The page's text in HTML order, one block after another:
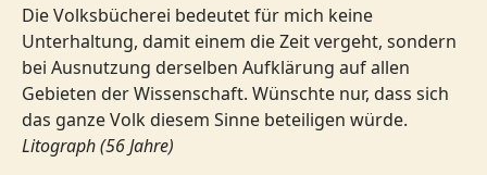
Die Volksbücherei bedeutet für mich keine
Unterhaltung, damit einem die Zeit vergeht, sondern
bei Ausnutzung derselben Aufklärung auf allen
Gebieten der Wissenschaft. Wünschte nur, dass sich
das ganze Volk diesem Sinne beteiligen würde.
Litograph (56 Jahre)